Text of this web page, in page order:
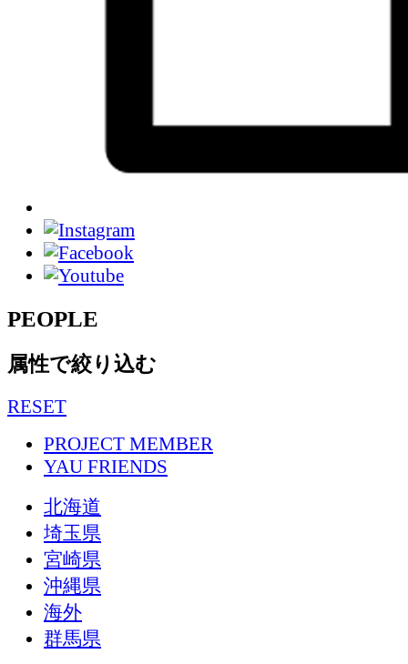
PEOPLE
属性で絞り込む
RESET
PROJECT MEMBER
YAU FRIENDS
北海道
埼玉県
宮崎県
沖縄県
海外
群馬県